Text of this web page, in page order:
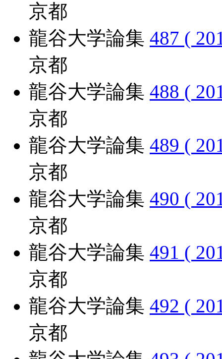
京都
龍谷大学論集 487 (
京都
龍谷大学論集 488 (
京都
龍谷大学論集 489 (
京都
龍谷大学論集 490 (
京都
龍谷大学論集 491 (
京都
龍谷大学論集 492 (
京都